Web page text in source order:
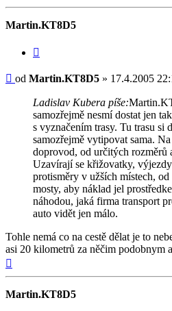
Martin.KT8D5
Příspěvek
od Martin.KT8D5 » 17.4.2005
Ladislav Kubera píše:
samozřejmě nesmí dostat jen
s vyznačením trasy. Tu trasu si
samozřejmě vytipovat sama.
doprovod, od určitých rozměrů
Uzavírají se křižovatky,
protisměry v užších místech,
mosty, aby náklad jel
náhodou, jaká firma transport
auto vidět jen málo.
Tohle nemá co na cestě dělat je to
asi 20 kilometrů za něčim podobnym
Martin.KT8D5